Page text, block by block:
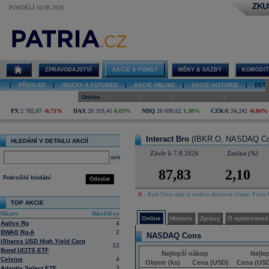
PONDĚLÍ 10.08.2026
Interact Bro
ZPRAVODAJSTVÍ AKCIE & FONDY MĚNY & SAZBY
PŘEHLED INDEXY A FUTURES AKCIE ONLINE AKCIE HISTORIE
Online
PX 2 785,07 -0,71% DAX 26 319,45 0,69% NDQ 26 690,62 1,30% CZK/€ 24,242 -0,04%
HLEDÁNÍ V DETAILU AKCIÍ
select
Odeslat
Pokročilé hledání
TOP AKCIE
Název
Návštěvy
Agilyx Rg
4
BWAQ Rg-A
2
iShares USD High Yield Corp
Bond UCITS ETF
12
Celsius
4
Interact Bro (IBKR.O, NASDAQ
Závěr k 7.8.2026 Změna (%)
87,83 2,10
R - Real-Time data si mohou aktivovat klienti
Online Historie Zprávy O společnosti
NASDAQ Cons
Nejlepší nákup
Objem (ks)
Cena (USD)
Cena